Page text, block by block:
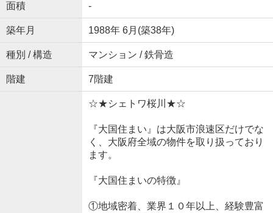
面積 -
築年月 1988年 6月(築38年)
種別 / 構造 マンション / 鉄骨造
階建 7階建
☆★シェトワ桜川★☆
『大国住まい』は大阪市浪速区だけでな
く、大阪府全域の物件を取り扱っており
ます。
『大国住まいの特徴』
①地域密着、業界１０年以上、経験豊富